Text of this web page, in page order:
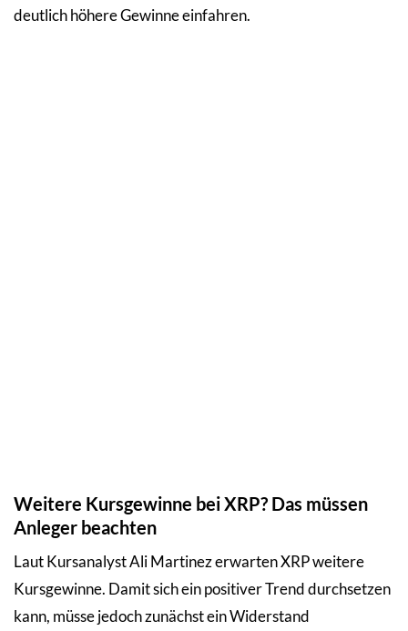
deutlich höhere Gewinne einfahren.
Weitere Kursgewinne bei XRP? Das müssen
Anleger beachten
Laut Kursanalyst Ali Martinez erwarten XRP weitere
Kursgewinne. Damit sich ein positiver Trend durchsetzen
kann, müsse jedoch zunächst ein Widerstand